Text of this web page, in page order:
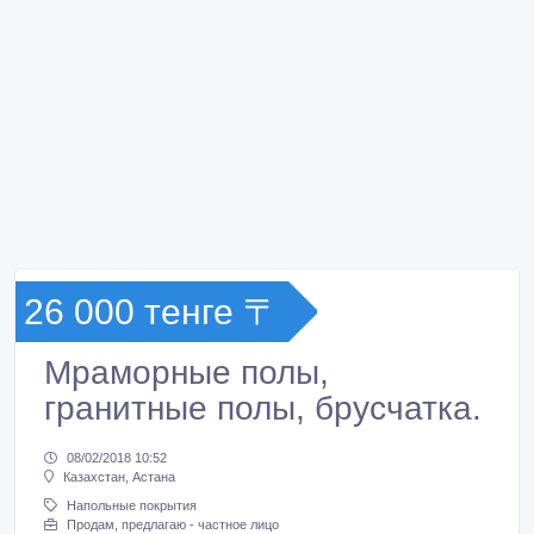
26 000 тенге 〒
Мраморные полы,
гранитные полы, брусчатка.
08/02/2018 10:52
Казахстан, Астана
Напольные покрытия
Продам, предлагаю - частное лицо